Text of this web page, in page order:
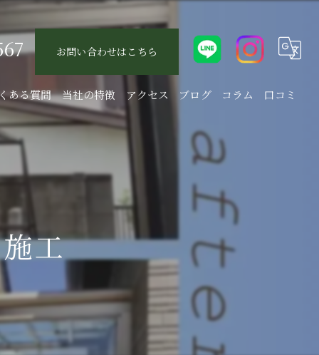
お問い合わせはこちら
ある質問 当社の特徴
エクステリア
庭
新築
アクセス ブログ コラム 口コミ
工